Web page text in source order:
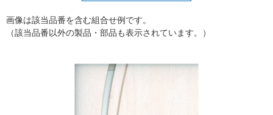
画像は該当品番を含む組合せ例です。
（該当品番以外の製品・部品も表示されています。）